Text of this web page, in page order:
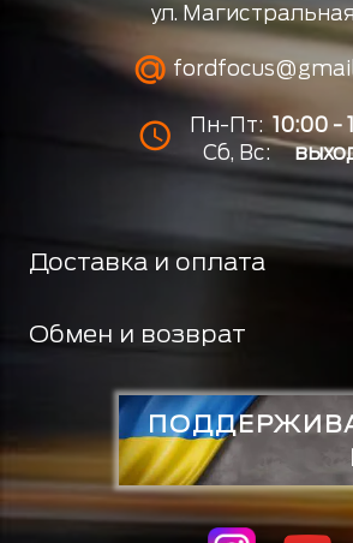
ул. Магистральная
Пн-Пт: 10:00 -
Сб, Вс:
Доставка и оплата
Обмен и возврат